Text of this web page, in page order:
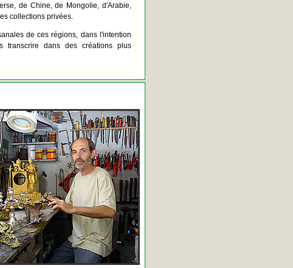
de Chine, de Mongolie, d'Arabie,
collections privées.
de ces régions, dans l'intention
transcrire dans des créations plus